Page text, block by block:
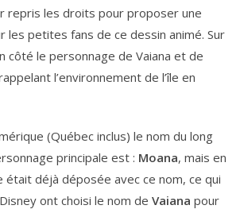
repris les droits pour proposer une
les petites fans de ce dessin animé. Sur
côté le personnage de Vaiana et de
l’environnement de l’île en
(Québec inclus) le nom du long
principale est : Moana, mais en
était déjà déposée avec ce nom, ce qui
ont choisi le nom de Vaiana pour